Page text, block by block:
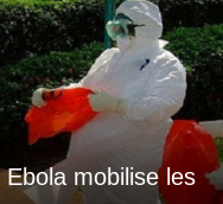
mobilise les